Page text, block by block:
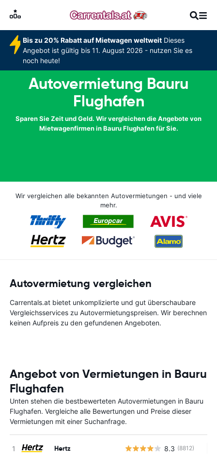
Bis zu 20% Rabatt auf Mietwagen weltweitDieses
Angebot ist gültig bis 11. August 2026 - nutzen Sie es
noch heute!
Autovermietung Bauru
Flughafen
Sparen Sie Zeit und Geld. Wir vergleichen die Angebote von
Mietwagenfirmen in Bauru Flughafen für Sie.
Wir vergleichen alle bekannten Autovermietungen - und viele
mehr.
Autovermietung vergleichen
Carrentals.at bietet unkomplizierte und gut überschaubare
Vergleichsservices zu Autovermietungspreisen. Wir berechnen
keinen Aufpreis zu den gefundenen Angeboten.
Angebot von Vermietungen in Bauru
Flughafen
Unten stehen die bestbewerteten Autovermietungen in Bauru
Flughafen. Vergleiche alle Bewertungen und Preise dieser
Vermietungen mit einer Suchanfrage.
Hertz 8.3 (8812)